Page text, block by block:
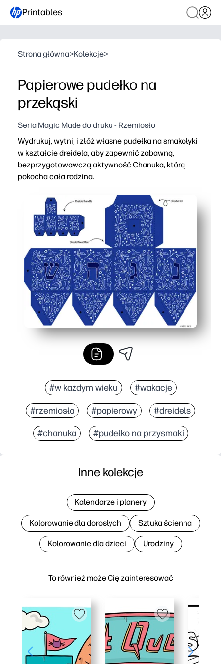
Printables
Strona główna>Kolekcje>
Papierowe pudełko na
przekąski
Seria Magic Made do druku - Rzemiosło
Wydrukuj, wytnij i złóż własne pudełka na smakołyki
w kształcie dreidela, aby zapewnić zabawną,
bezprzygotowawczą aktywność Chanuka, którą
pokocha cała rodzina.
Gotowy w kilka minut - wystarczy wydrukować na
Utrzymuje dzieci zaangażowane w praktyczne
Idealny na uroczystości w klasie, upominki lub
Przyjazny budżet i bez bałaganu - ponownie używaj
#w każdym wieku #wakacje
#rzemiosła #papierowy #dreidels
#chanuka #pudełko na przysmaki
To również może Cię zainteresować
Inne kolekcje
Kalendarze i planery
Kolorowanie dla dorosłych Sztuka ścienna
Kolorowanie dla dzieci Urodziny